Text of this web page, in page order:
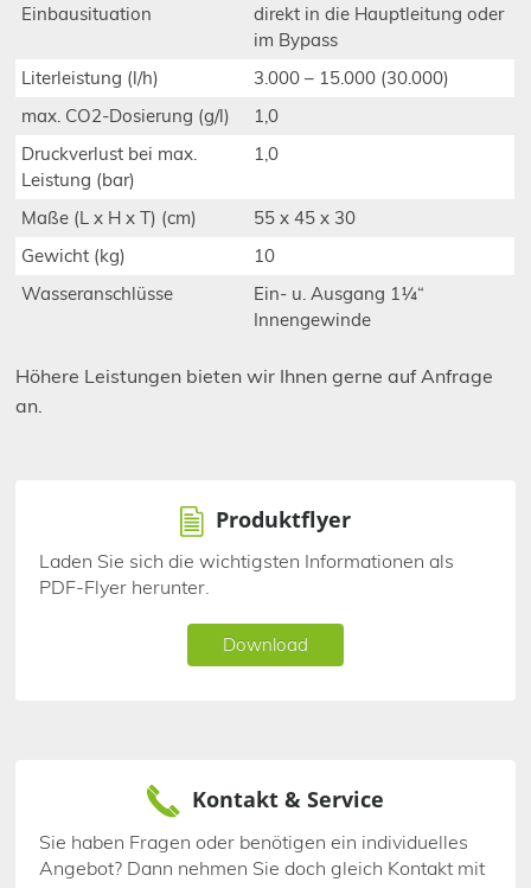
Einbausituation
direkt in die Hauptleitung oder
im Bypass
Literleistung (l/h)
3.000 – 15.000 (30.000)
max. CO2-Dosierung (g/l)
1,0
Druckverlust bei max.
Leistung (bar)
1,0
Maße (L x H x T) (cm)
55 x 45 x 30
Gewicht (kg)
10
Wasseranschlüsse
Ein- u. Ausgang 1¼“
Innengewinde
Höhere Leistungen bieten wir Ihnen gerne auf Anfrage
an.
Produktflyer
Laden Sie sich die wichtigsten Informationen als
PDF-Flyer herunter.
Download
Kontakt & Service
Sie haben Fragen oder benötigen ein individuelles
Angebot? Dann nehmen Sie doch gleich Kontakt mit